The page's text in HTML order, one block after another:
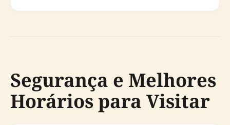
Segurança e Melhores
Horários para Visitar